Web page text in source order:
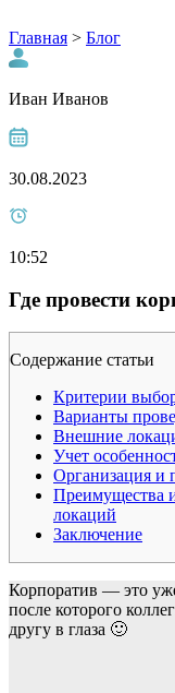
Главная > Блог
Иван Иванов
30.08.2023
10:52
Где провести
Содержание статьи
Критерии
Варианты
Внешние
Учет
Организация и
Преимущества
локаций
Заключение
Корпоратив — это
после которого
другу в глаза 🙂